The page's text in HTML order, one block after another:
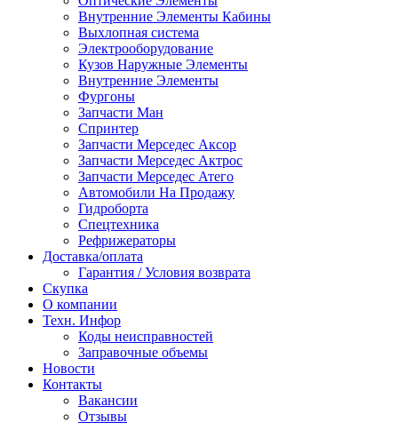
Внутренние Элементы Кабины
Выхлопная система
Электрооборудование
Кузов Наружные Элементы
Внутренние Элементы
Фургоны
Запчасти Ман
Спринтер
Запчасти Мерседес Аксор
Запчасти Мерседес Актрос
Запчасти Мерседес Атего
Автомобили На Продажу
Гидроборта
Спецтехника
Рефрижераторы
Доставка/оплата
Гарантия / Условия возврата
Скупка
О компании
Техн. Инфор
Коды неисправностей
Заправочные объемы
Новости
Контакты
Вакансии
Отзывы